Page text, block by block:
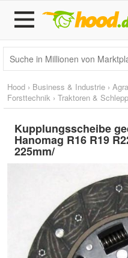
Hood › Business & Industrie ›
Forsttechnik › Traktoren &
Kupplungsscheibe
Hanomag R16 R19
225mm/